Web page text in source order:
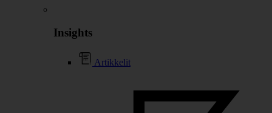
Insights
Artikkelit